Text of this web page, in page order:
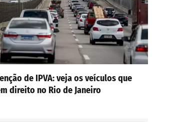
de IPVA: veja os veículos que
direito no Rio de Janeiro